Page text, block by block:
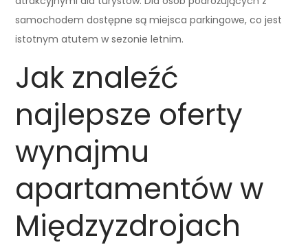
samochodem dostępne są miejsca parkingowe, co jest
istotnym atutem w sezonie letnim.
Jak znaleźć
najlepsze oferty
wynajmu
apartamentów w
Międzyzdrojach